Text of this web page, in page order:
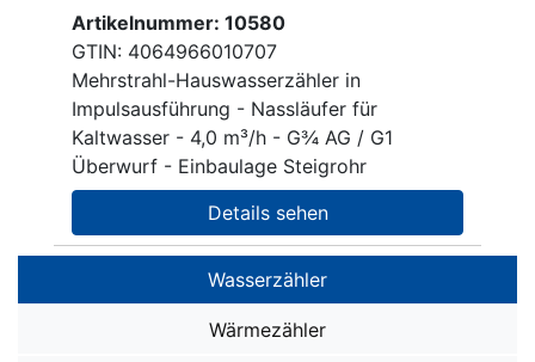
Artikelnummer: 10580
GTIN: 4064966010707
Mehrstrahl-Hauswasserzähler in
Impulsausführung - Nassläufer für
Kaltwasser - 4,0 m³/h - G¾ AG / G1
Überwurf - Einbaulage Steigrohr
Details sehen
Wasserzähler
Wasserzähler SMART i OMS
Wärmezähler